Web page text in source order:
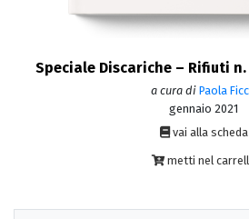
Speciale Discariche – Rifiuti
a cura di Paola
gennaio 2021
vai alla scheda
metti nel